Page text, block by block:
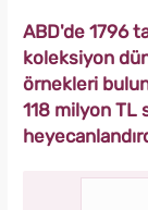
ABD'de 1796
koleksiyon
örnekleri
118 milyon TL